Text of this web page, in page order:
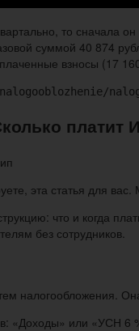
то сначала
суммой 40 874
взносы (17
платит
эта статья для
что и когда
без сотрудников.
налогообложения.
«Доходы» или «УСН